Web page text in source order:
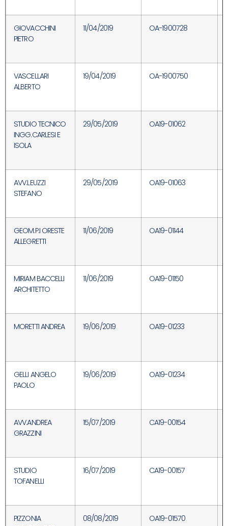
GIOVACCHINI
PIETRO
11/04/2019 OA-1900728
VASCELLARI
ALBERTO
19/04/2019 OA-1900750
STUDIO TECNICO
INGG.CARLESI E
ISOLA
29/05/2019 OA19-01062
AVV.LEUZZI
STEFANO
29/05/2019 OA19-01063
GEOM.P.I ORESTE
ALLEGRETTI
11/06/2019 OA19-01144
MIRIAM BACCELLI
ARCHITETTO
11/06/2019 OA19-01150
MORETTI ANDREA 19/06/2019 OA19-01233
GELLI ANGELO
PAOLO
19/06/2019 OA19-01234
AVV.ANDREA
GRAZZINI
15/07/2019 CA19-00154
STUDIO
TOFANELLI
16/07/2019 CA19-00157
PIZZONIA
08/08/2019 OA19-01570